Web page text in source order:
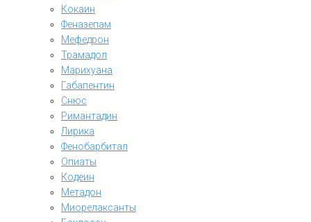
Кокаин
Феназепам
Мефедрон
Трамадол
Марихуана
Габапентин
Снюс
Римантадин
Лирика
Фенобарбитал
Опиаты
Кодеин
Метадон
Миорелаксанты